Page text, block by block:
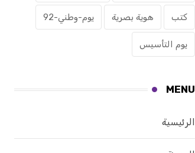
كتب هوية بصرية يوم-وطني-92
يوم التأسيس
MENU
الرئيسية